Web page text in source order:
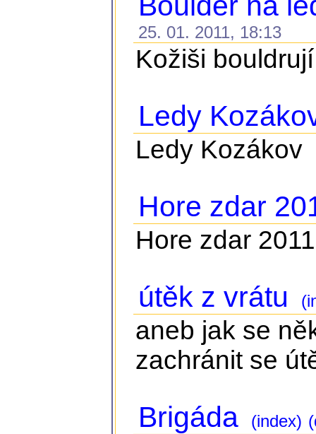
25. 01. 2011, 18:13
Kožiši
Ledy
Ledy Kozákov
Hore zdar
Hore zdar 2011
útěk z vrátu
aneb jak se
zachránit se
Brigáda (index)